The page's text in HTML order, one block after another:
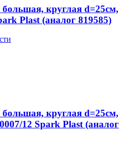
большая, круглая d=25см,
Plast (аналог 819585)
большая, круглая d=25см,
12 Spark Plast (аналог